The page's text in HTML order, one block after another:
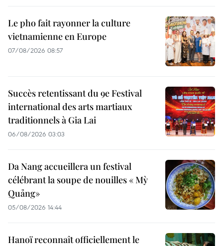
Le pho fait rayonner la culture
vietnamienne en Europe
07/08/2026 08:57
Succès retentissant du 9e Festival
international des arts martiaux
traditionnels à Gia Lai
06/08/2026 03:03
Da Nang accueillera un festival
célébrant la soupe de nouilles « Mỳ
Quảng»
05/08/2026 14:44
Hanoï reconnaît officiellement le